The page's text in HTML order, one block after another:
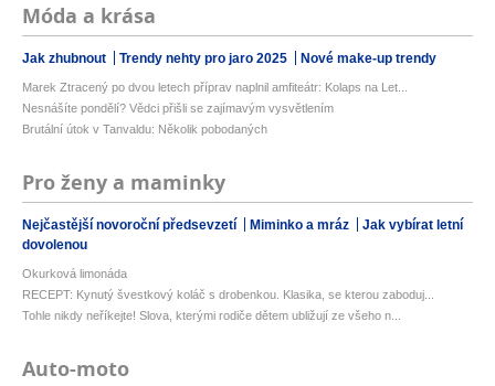
Móda a krása
Jak zhubnout Trendy nehty pro jaro 2025 Nové make-up trendy
Marek Ztracený po dvou letech příprav naplnil amfiteátr: Kolaps na Let...
Nesnášíte pondělí? Vědci přišli se zajímavým vysvětlením
Brutální útok v Tanvaldu: Několik pobodaných
Pro ženy a maminky
Nejčastější novoroční předsevzetí Miminko a mráz
Jak vybírat letní
dovolenou
Okurková limonáda
RECEPT: Kynutý švestkový koláč s drobenkou. Klasika, se kterou zaboduj...
Tohle nikdy neříkejte! Slova, kterými rodiče dětem ubližují ze všeho n...
Auto-moto